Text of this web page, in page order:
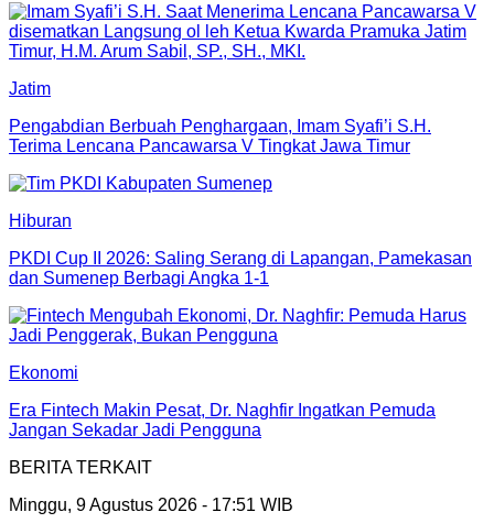
Jatim
Pengabdian Berbuah Penghargaan, Imam Syafi’i S.H.
Terima Lencana Pancawarsa V Tingkat Jawa Timur
Hiburan
PKDI Cup II 2026: Saling Serang di Lapangan, Pamekasan
dan Sumenep Berbagi Angka 1-1
Ekonomi
Era Fintech Makin Pesat, Dr. Naghfir Ingatkan Pemuda
Jangan Sekadar Jadi Pengguna
BERITA TERKAIT
Minggu, 9 Agustus 2026 - 17:51 WIB